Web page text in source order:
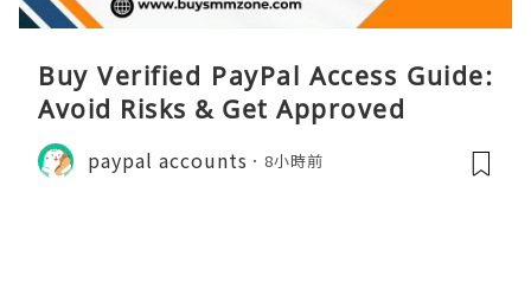
Buy Verified PayPal Access Guide:
Avoid Risks & Get Approved
paypal accounts 8小時前